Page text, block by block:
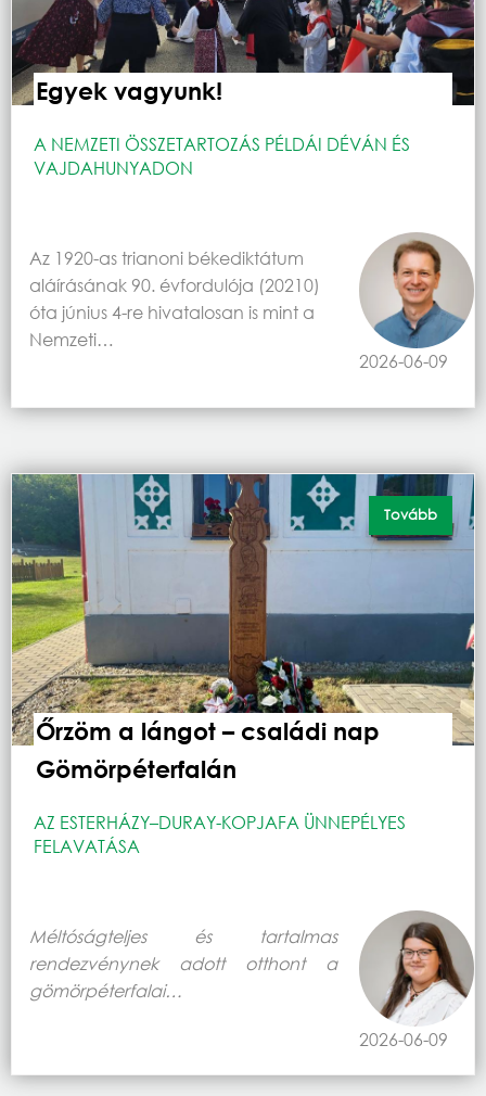
Egyek vagyunk!
A NEMZETI ÖSSZETARTOZÁS PÉLDÁI DÉVÁN ÉS
VAJDAHUNYADON
2026-06-09
Az 1920-as trianoni békediktátum
aláírásának 90. évfordulója (20210)
óta június 4-re hivatalosan is mint a
Nemzeti…
Őrzöm a lángot – családi nap
Gömörpéterfalán
AZ ESTERHÁZY–DURAY-KOPJAFA ÜNNEPÉLYES
FELAVATÁSA
2026-06-09
Méltóságteljes és tartalmas
rendezvénynek adott otthont a
gömörpéterfalai…
Tovább